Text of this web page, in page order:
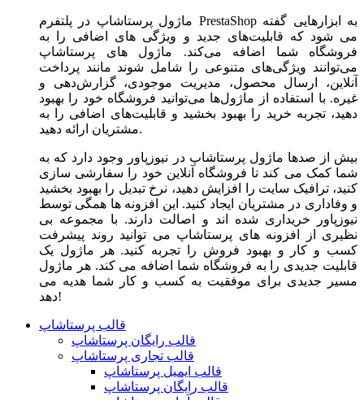
ماژول‌ پرستاشاپ در پلتفرم PrestaShop به ابزارهایی گفته
می شود که قابلیت‌های جدید و ویژگی های اضافی را به
فروشگاه شما اضافه می‌کند. ماژول های پرستاشاپ
می‌توانند ویژگی‌های متنوعی را شامل شوند مانند پرداخت
آنلاین، ارسال محصول، مدیریت موجودی، گزارش‌دهی و
غیره. با استفاده از ماژول‌ها می‌توانید فروشگاه خود را بهبود
دهید، تجربه خرید را بهبود بخشید و قابلیت‌های اضافی را به
مشتریان ارائه دهید.
بیش از صدها ماژول پرستاشاپ در نیوزپاور وجود دارد که به
شما کمک می کند تا فروشگاه آنلاین خود را سفارشی سازی
کنید، ترافیک سایت را افزایش دهید، نرخ تبدیل را بهبود بخشید
و وفاداری در مشتریان ایجاد کنید. این افزونه ها همگی توسط
نیوزپاور خریداری شده اند و اصالت دارند. با مجموعه بی
نظیری از افزونه های پرستاشاپ می توانید روند پیشرفت
کسب و کار و بهبود فروش را تجربه کنید. هر ماژول یک
قابلیت جدیدی را به فروشگاه شما اضافه می کند. هر ماژول
مسیر جدیدی برای موفقیت به کسب و کار شما هدیه می
دهد!
قالب پرستاشاپ
قالب رایگان پرستاشاپ
قالب تجاری پرستاشاپ
قالب ایمیل پرستاشاپ
قالب رایگان پرستاشاپ